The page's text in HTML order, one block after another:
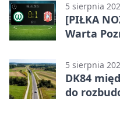
5 sierpnia
[PIŁKA
Warta
5 sierpnia
DK84
do